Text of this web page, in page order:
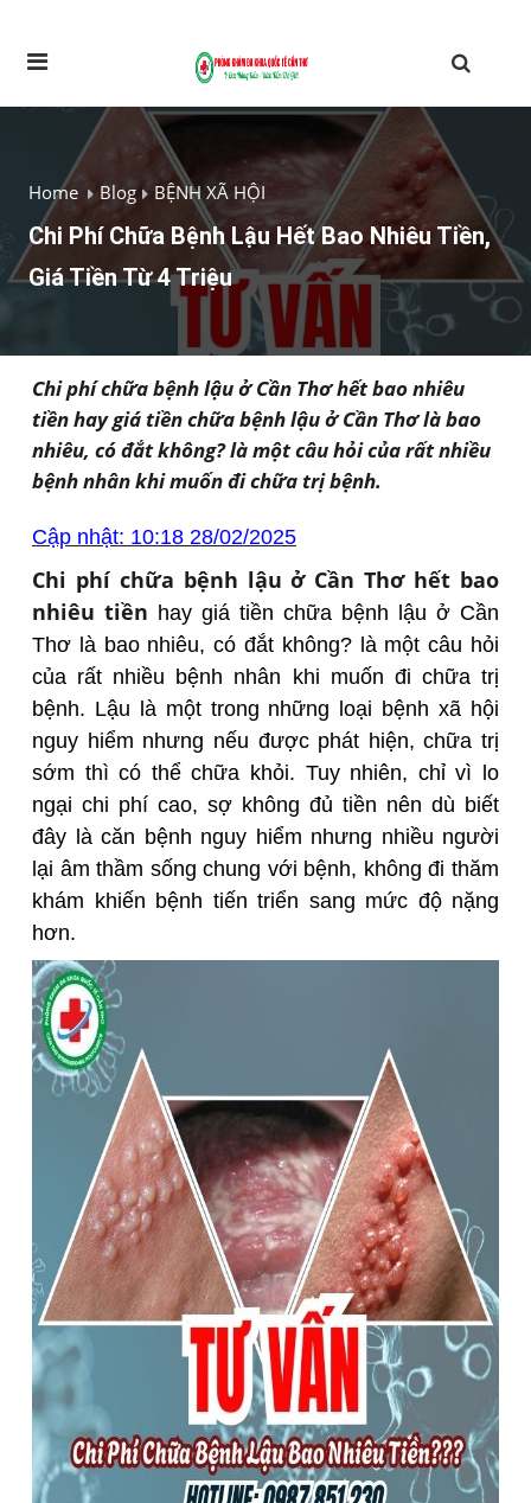
Home Blog BỆNH XÃ HỘI
Chi Phí Chữa Bệnh Lậu Hết Bao Nhiêu Tiền,
Giá Tiền Từ 4 Triệu
Chi phí chữa bệnh lậu ở Cần Thơ hết bao nhiêu
tiền hay giá tiền chữa bệnh lậu ở Cần Thơ là bao
nhiêu, có đắt không? là một câu hỏi của rất nhiều
bệnh nhân khi muốn đi chữa trị bệnh.
Cập nhật: 10:18 28/02/2025
Chi phí chữa bệnh lậu ở Cần Thơ hết bao
nhiêu tiền hay giá tiền chữa bệnh lậu ở Cần
Thơ là bao nhiêu, có đắt không? là một câu hỏi
của rất nhiều bệnh nhân khi muốn đi chữa trị
bệnh. Lậu là một trong những loại bệnh xã hội
nguy hiểm nhưng nếu được phát hiện, chữa trị
sớm thì có thể chữa khỏi. Tuy nhiên, chỉ vì lo
ngại chi phí cao, sợ không đủ tiền nên dù biết
đây là căn bệnh nguy hiểm nhưng nhiều người
lại âm thầm sống chung với bệnh, không đi thăm
khám khiến bệnh tiến triển sang mức độ nặng
hơn.